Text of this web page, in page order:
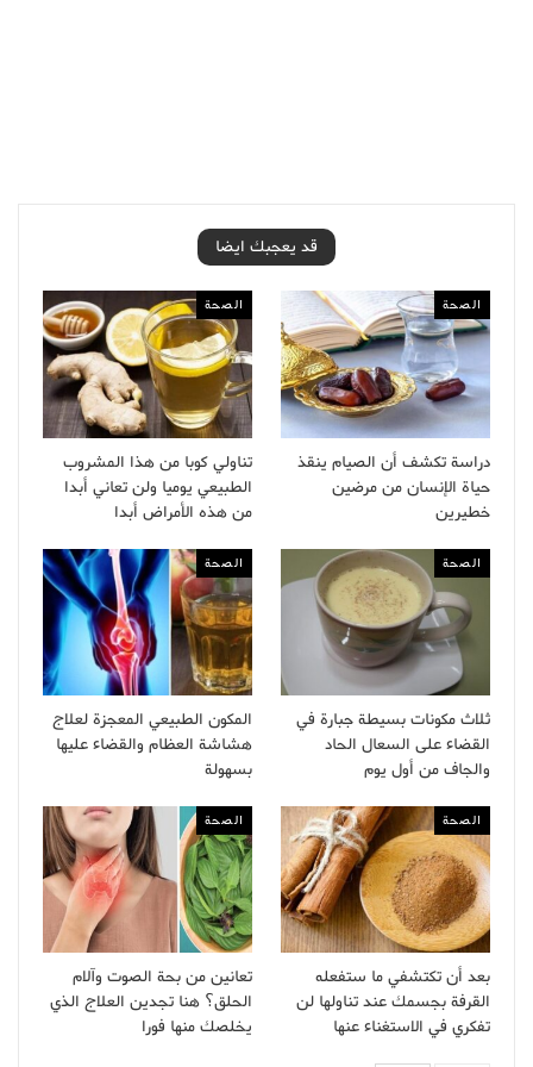
قد يعجبك ايضا
الصحة
دراسة تكشف أن الصيام ينقذ
حياة الإنسان من مرضين
خطيرين
الصحة
تناولي كوبا من هذا المشروب
الطبيعي يوميا ولن تعاني أبدا
من هذه الأمراض أبدا
الصحة
ثلاث مكونات بسيطة جبارة في
القضاء على السعال الحاد
والجاف من أول يوم
الصحة
المكون الطبيعي المعجزة لعلاج
هشاشة العظام والقضاء عليها
بسهولة
الصحة
بعد أن تكتشفي ما ستفعله
القرفة بجسمك عند تناولها لن
تفكري في الاستغناء عنها
الصحة
تعانين من بحة الصوت وآلام
الحلق؟ هنا تجدين العلاج الذي
يخلصك منها فورا